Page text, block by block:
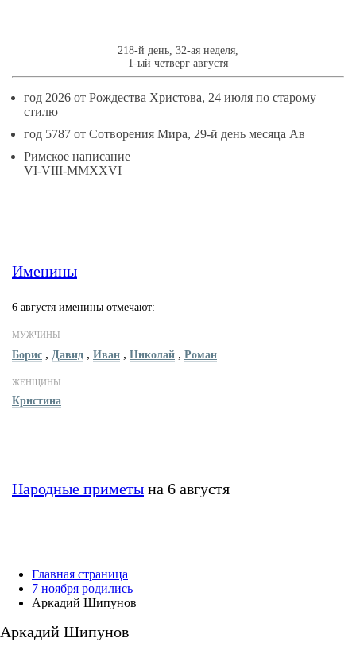
218-й день, 32-ая неделя,
1-ый четверг августя
год 2026 от Рождества Христова, 24 июля по старому
стилю
год 5787 от Сотворения Мира, 29-й день месяца Ав
Римское написание
VI-VIII-MMXXVI
Именины
6 августя именины отмечают:
МУЖЧИНЫ
Борис , Давид , Иван , Николай , Роман
ЖЕНЩИНЫ
Кристина
Народные приметы на 6 августя
Главная страница
7 ноября родились
Аркадий Шипунов
Аркадий Шипунов